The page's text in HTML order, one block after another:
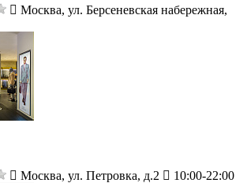
Москва, ул. Берсеневская набережная,
Москва, ул. Петровка, д.2 10:00-22:00